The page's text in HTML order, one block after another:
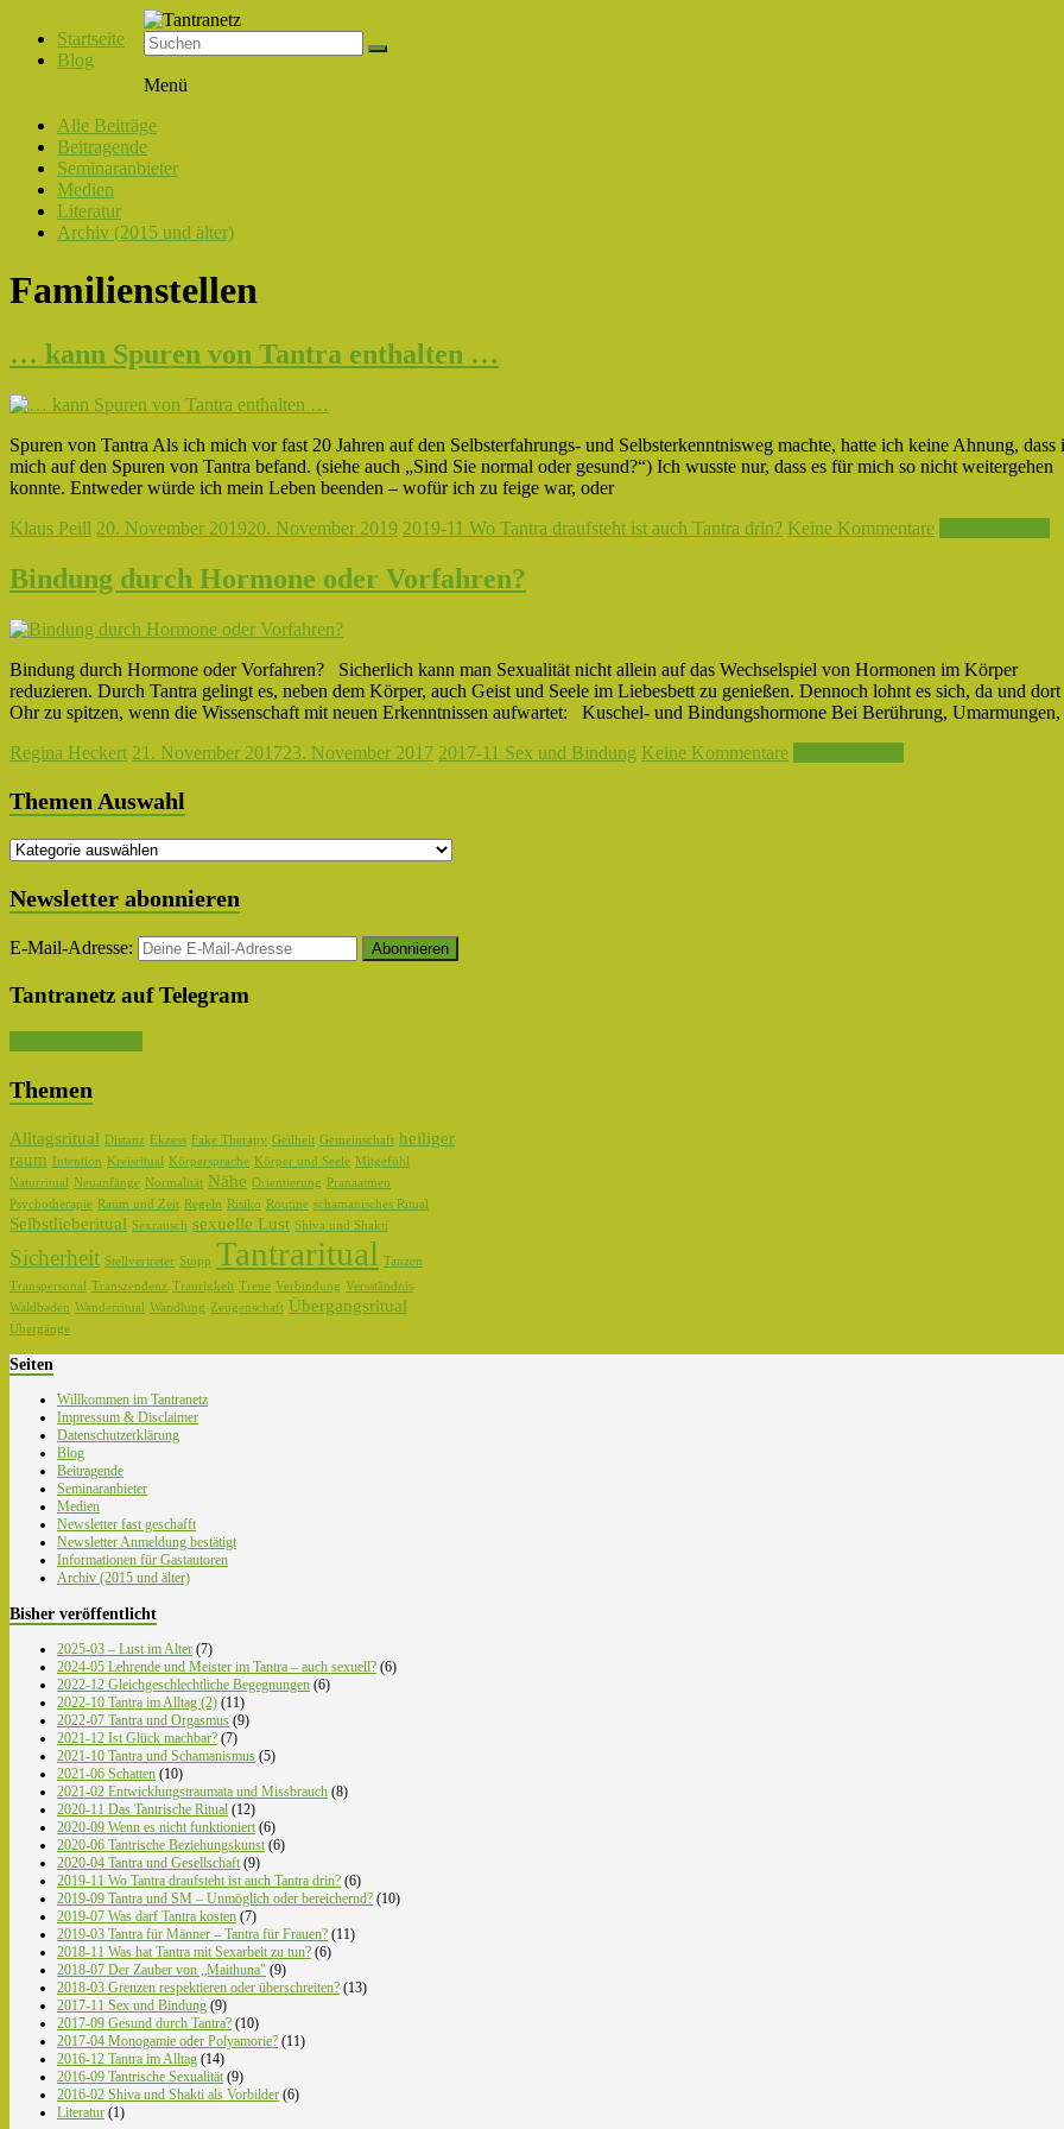
Startseite
Blog
Tantranetz
Liebe,
Eros
Tantra
Menü
Alle Beiträge
Beitragende
Seminaranbieter
Medien
Literatur
Archiv (2015 und älter)
Familienstellen
… kann Spuren von Tantra enthalten …
Spuren von Tantra Als ich mich vor fast 20 Jahren auf den Selbsterfahrungs- und Selbsterkenntnisweg machte, hatte ich keine Ahnung, dass
mich auf den Spuren von Tantra befand. (siehe auch „Sind Sie normal oder gesund?“) Ich wusste nur, dass es für mich so nicht weitergehen
konnte. Entweder würde ich mein Leben beenden – wofür ich zu feige war, oder
Klaus Peill 20. November 201920. November 2019 2019-11 Wo Tantra draufsteht ist auch Tantra drin? Keine Kommentare
Bindung durch Hormone oder Vorfahren?
Bindung durch Hormone oder Vorfahren? Sicherlich kann man Sexualität nicht allein auf das Wechselspiel von Hormonen im Körper
reduzieren. Durch Tantra gelingt es, neben dem Körper, auch Geist und Seele im Liebesbett zu genießen. Dennoch lohnt es sich, da und
Ohr zu spitzen, wenn die Wissenschaft mit neuen Erkenntnissen aufwartet: Kuschel- und Bindungshormone Bei Berührung, Umarmungen,
Regina Heckert 21. November 201723. November 2017 2017-11 Sex und Bindung Keine Kommentare
Themen Auswahl
Themen
Newsletter abonnieren
E-Mail-Adresse:
Tantranetz auf Telegram
Themen
Alltagsritual Distanz Ekzess Fake Therapy Geilheit Gemeinschaft heiliger
raum
Intention Kreisritual Körpersprache Körper und Seele Mitgefühl
Naturritual
Neuanfänge Normalität Nähe Orientierung
Pranaatmen
Psychotherapie Raum und Zeit Regeln Risiko Routine schamanisches Ritual
Selbstlieberitual Sexrausch sexuelle Lust Shiva und Shakti
Sicherheit Stellvertreter Stopp Tantraritual
Tanzen
Transpersonal Transzendenz Traurigkeit Treue Verbindung Versständnis
Waldbaden Wanderritual Wandlung Zeugenschaft Übergangsritual
Übergänge
Seiten
Willkommen im Tantranetz
Impressum & Disclaimer
Datenschutzerklärung
Blog
Beitragende
Seminaranbieter
Medien
Newsletter fast geschafft
Newsletter Anmeldung bestätigt
Informationen für Gastautoren
Archiv (2015 und älter)
Bisher veröffentlicht
2025-03 – Lust im Alter (7)
2024-05 Lehrende und Meister im Tantra – auch sexuell? (6)
2022-12 Gleichgeschlechtliche Begegnungen (6)
2022-10 Tantra im Alltag (2) (11)
2022-07 Tantra und Orgasmus (9)
2021-12 Ist Glück machbar? (7)
2021-10 Tantra und Schamanismus (5)
2021-06 Schatten (10)
2021-02 Entwicklungstraumata und Missbrauch (8)
2020-11 Das Tantrische Ritual (12)
2020-09 Wenn es nicht funktioniert (6)
2020-06 Tantrische Beziehungskunst (6)
2020-04 Tantra und Gesellschaft (9)
2019-11 Wo Tantra draufsteht ist auch Tantra drin? (6)
2019-09 Tantra und SM – Unmöglich oder bereichernd? (10)
2019-07 Was darf Tantra kosten (7)
2019-03 Tantra für Männer – Tantra für Frauen? (11)
2018-11 Was hat Tantra mit Sexarbeit zu tun? (6)
2018-07 Der Zauber von „Maithuna" (9)
2018-03 Grenzen respektieren oder überschreiten? (13)
2017-11 Sex und Bindung (9)
2017-09 Gesund durch Tantra? (10)
2017-04 Monogamie oder Polyamorie? (11)
2016-12 Tantra im Alltag (14)
2016-09 Tantrische Sexualität (9)
2016-02 Shiva und Shakti als Vorbilder (6)
Literatur (1)